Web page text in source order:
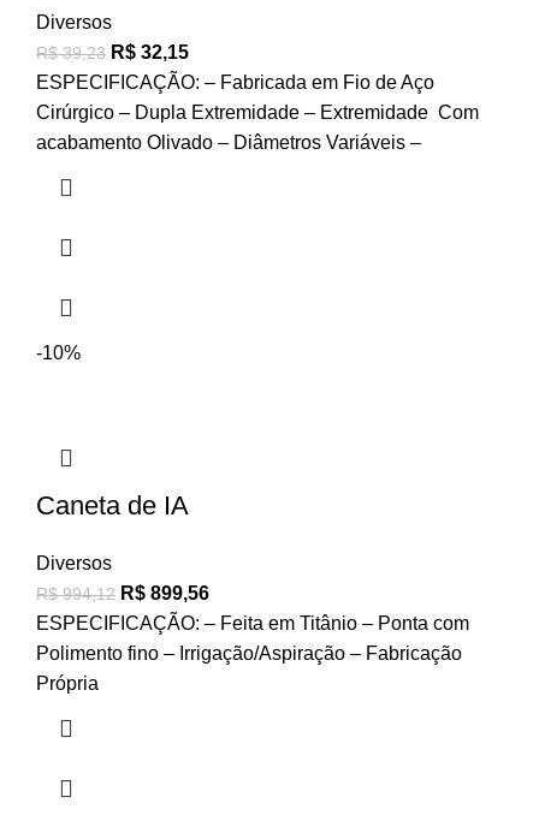
Diversos
R$39,23 R$ 32,15
ESPECIFICAÇÃO: – Fabricada em Fio de Aço
Cirúrgico – Dupla Extremidade – Extremidade Com
acabamento Olivado – Diâmetros Variáveis –
-10%
Caneta de IA
Diversos
R$994,12 R$ 899,56
ESPECIFICAÇÃO: – Feita em Titânio – Ponta com
Polimento fino – Irrigação/Aspiração – Fabricação
Própria